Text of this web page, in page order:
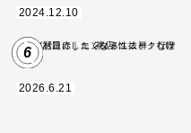
2024.12.10
6
2026.6.21